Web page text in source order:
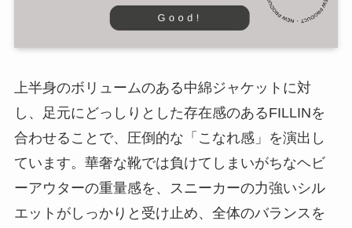
上半身のボリュームのある中綿ジャケットに対
し、足元にどっしりとした存在感のあるFILLINを
合わせることで、圧倒的な「こなれ感」を演出し
ています。華奢な靴では負けてしまいがちなヘビ
ーアウターの重量感を、スニーカーの力強いシル
エットがしっかりと受け止め、全体のバランスを